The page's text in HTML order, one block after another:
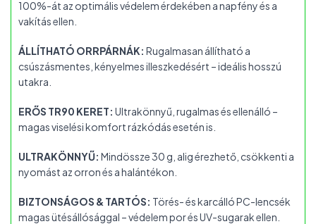
100%-át az optimális védelem érdekében a napfény és a
vakítás ellen.
ÁLLÍTHATÓ ORRPÁRNÁK: Rugalmasan állítható a
csúszásmentes, kényelmes illeszkedésért – ideális hosszú
utakra.
ERŐS TR90 KERET: Ultrakönnyű, rugalmas és ellenálló –
magas viselési komfort rázkódás esetén is.
ULTRAKÖNNYŰ: Mindössze 30 g, alig érezhető, csökkenti a
nyomást az orron és a halántékon.
BIZTONSÁGOS & TARTÓS: Törés- és karcálló PC-lencsék
magas ütésállósággal – védelem por és UV-sugarak ellen.